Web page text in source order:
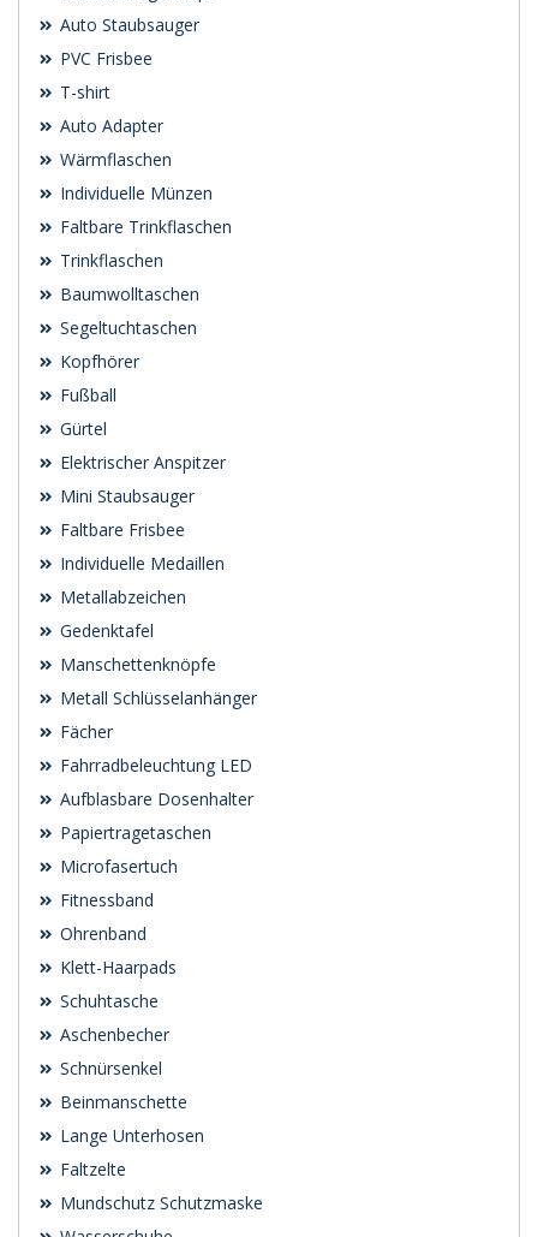
Auto Staubsauger
PVC Frisbee
T-shirt
Auto Adapter
Wärmflaschen
Individuelle Münzen
Faltbare Trinkflaschen
Trinkflaschen
Baumwolltaschen
Segeltuchtaschen
Kopfhörer
Fußball
Gürtel
Elektrischer Anspitzer
Mini Staubsauger
Faltbare Frisbee
Individuelle Medaillen
Metallabzeichen
Gedenktafel
Manschettenknöpfe
Metall Schlüsselanhänger
Fächer
Fahrradbeleuchtung LED
Aufblasbare Dosenhalter
Papiertragetaschen
Microfasertuch
Fitnessband
Ohrenband
Klett-Haarpads
Schuhtasche
Aschenbecher
Schnürsenkel
Beinmanschette
Lange Unterhosen
Faltzelte
Mundschutz Schutzmaske